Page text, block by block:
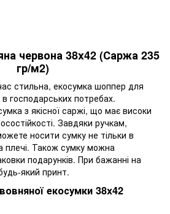
червона 38x42 (Саржа 235
гр/м2)
стильна, екосумка шоппер для
господарських потребах.
з якісної саржі, що має високи
Завдяки ручкам,
носити сумку не тільки в
плечі. Також сумку можна
подарунків. При бажанні на
який принт.
екосумки 38x42